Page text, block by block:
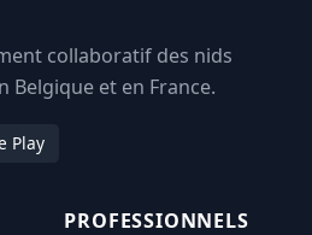
collaboratif des nids
Belgique et en France.
Play
PROFESSIONNELS